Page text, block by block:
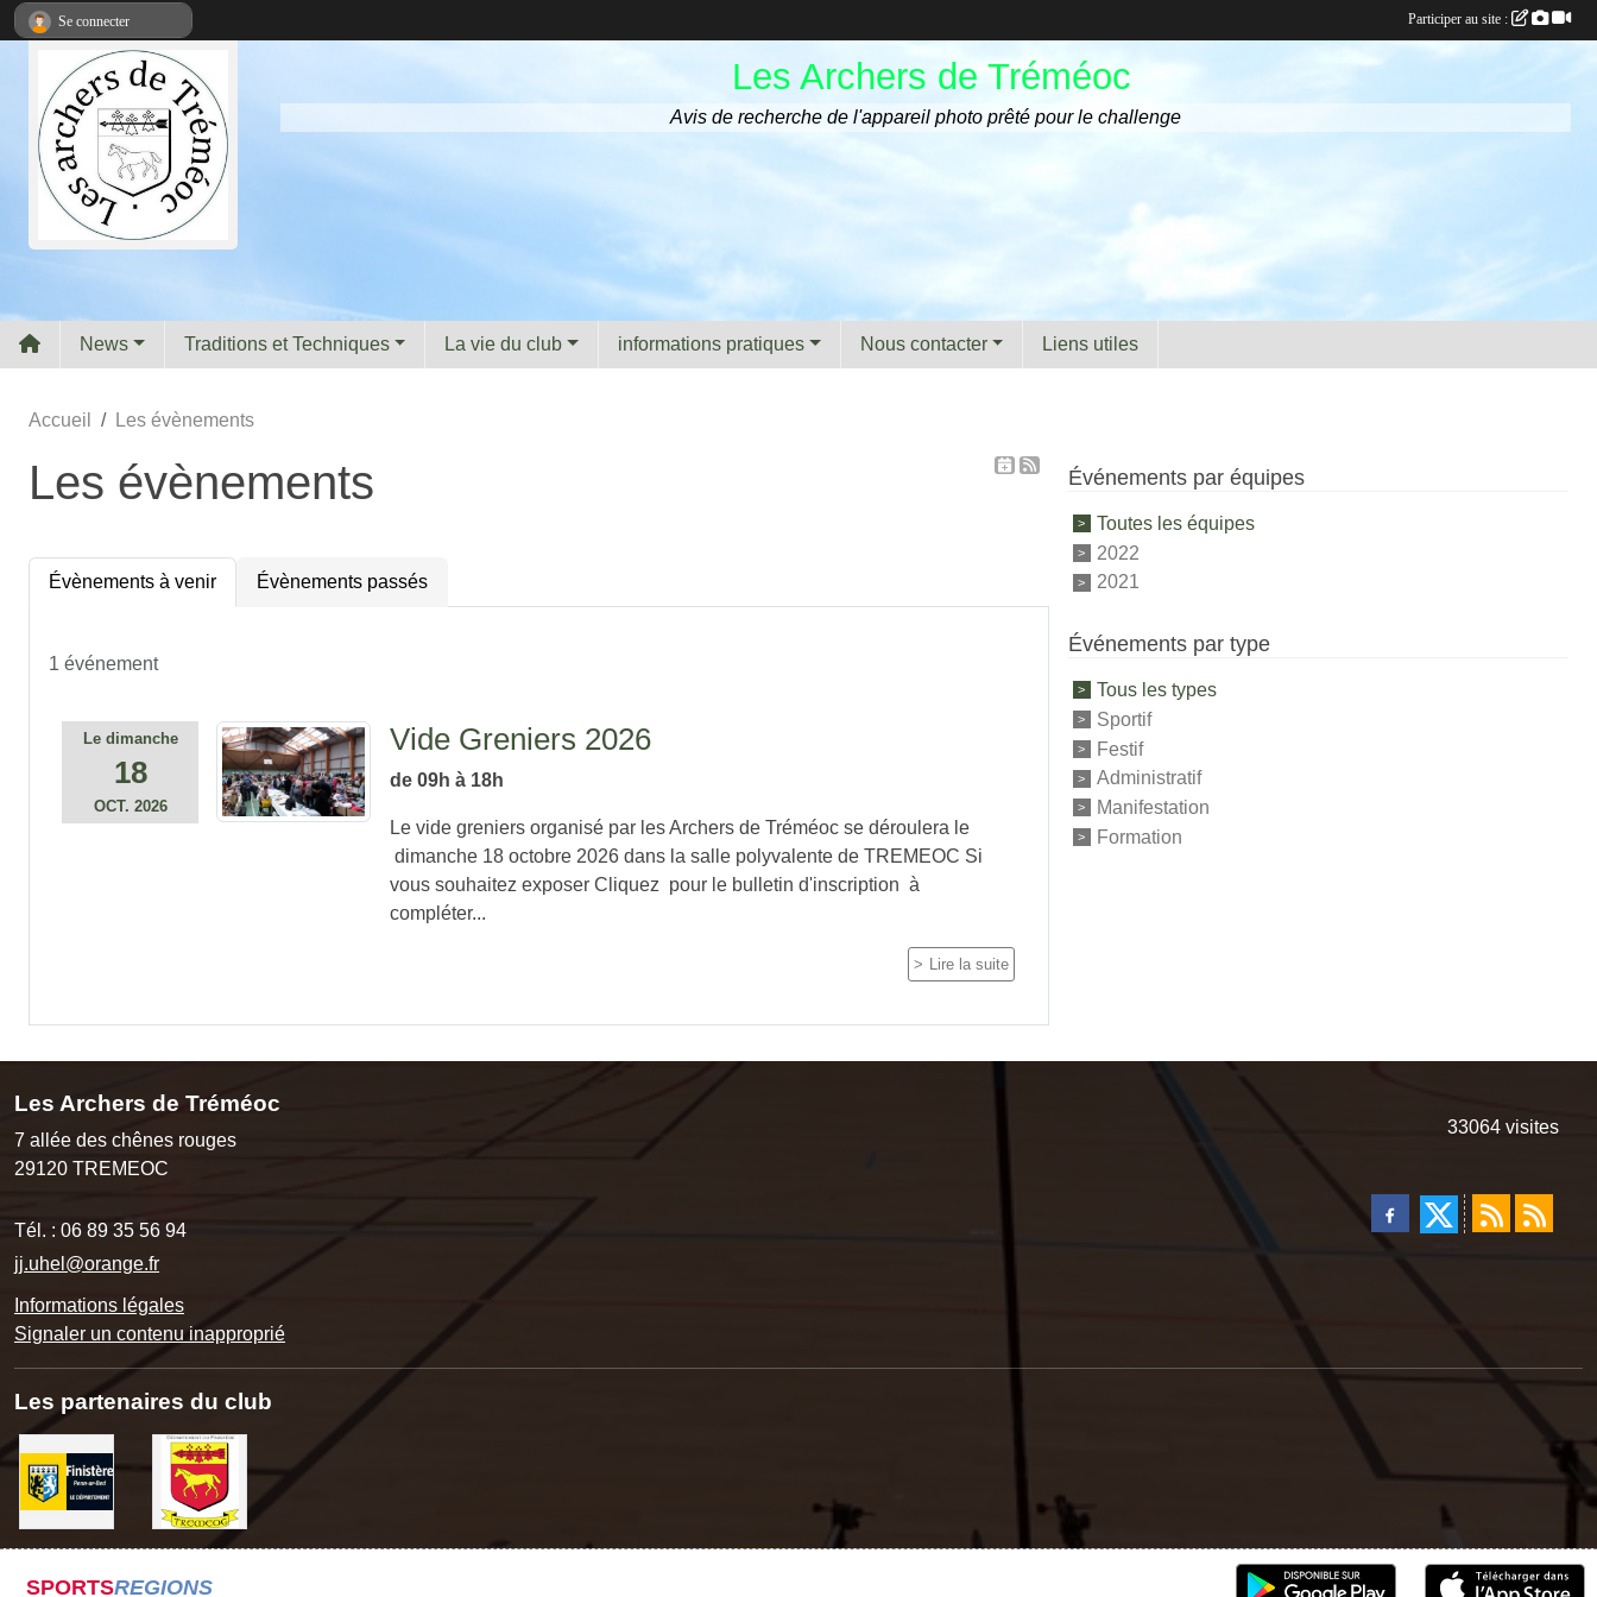
Les Archers de Tréméoc
Avis de recherche de l'appareil photo prêté pour le challenge
News Traditions et Techniques La vie du club informations pratiques Nous contacter Liens utiles
Accueil Les évènements
Les évènements
Évènements à venir Évènements passés
1 événement
Le dimanche
18
OCT. 2026
Vide Greniers 2026
de 09h à 18h
Le vide greniers organisé par les Archers de Tréméoc se déroulera le
dimanche 18 octobre 2026 dans la salle polyvalente de TREMEOC Si
vous souhaitez exposer Cliquez pour le bulletin d'inscription à
compléter...
Lire la suite
Événements par équipes
Toutes les équipes
2022
2021
Événements par type
Tous les types
Sportif
Festif
Administratif
Manifestation
Formation
Les Archers de Tréméoc
7 allée des chênes rouges
29120 TREMEOC
Tél. : 06 89 35 56 94
jj.uhel@orange.fr
Informations légales
Signaler un contenu inapproprié
33064 visites
Les partenaires du club
SPORTSREGIONS
Se connecter Participer au site :
Panneau de gestion des cookies